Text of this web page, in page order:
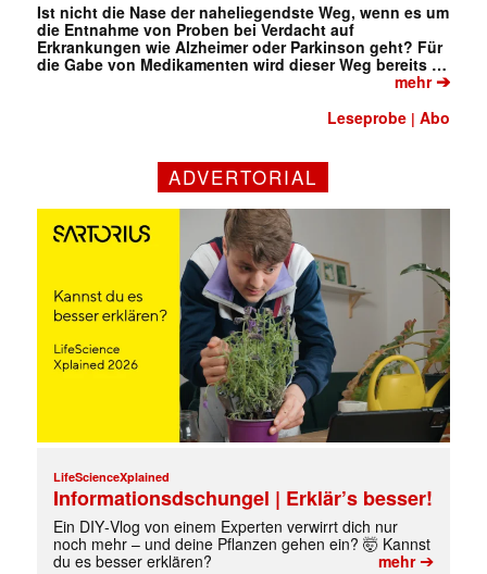
Ist nicht die Nase der naheliegendste Weg, wenn es um
die Entnahme von Proben bei Verdacht auf
Erkrankungen wie Alzheimer oder Parkinson geht? Für
die Gabe von Medikamenten wird dieser Weg bereits …
mehr➔
Leseprobe |Abo
ADVERTORIAL
LifeScienceXplained
Informationsdschungel | Erklär’s besser!
Ein DIY‑Vlog von einem Experten verwirrt dich nur
noch mehr – und deine Pflanzen gehen ein? 🤯 Kannst
du es besser erklären?
mehr➔